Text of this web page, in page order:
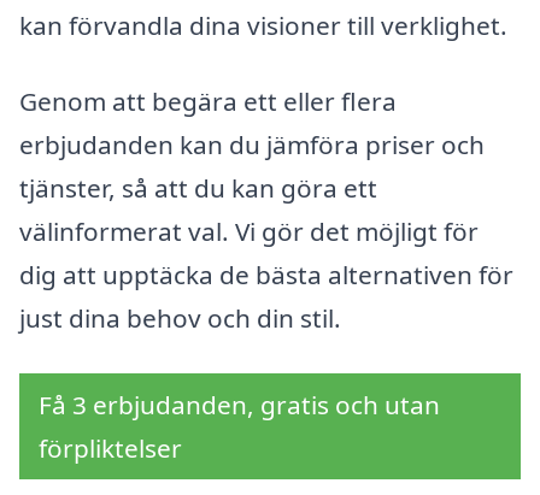
kan förvandla dina visioner till verklighet.
Genom att begära ett eller flera
erbjudanden kan du jämföra priser och
tjänster, så att du kan göra ett
välinformerat val. Vi gör det möjligt för
dig att upptäcka de bästa alternativen för
just dina behov och din stil.
Få 3 erbjudanden, gratis och utan
förpliktelser